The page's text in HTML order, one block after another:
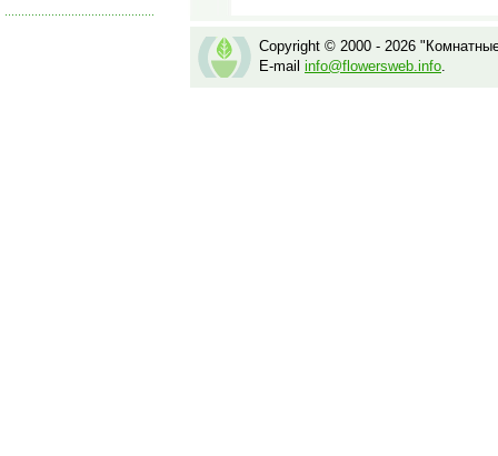
Copyright © 2000 - 2026
E-mail info@flowersweb.info.